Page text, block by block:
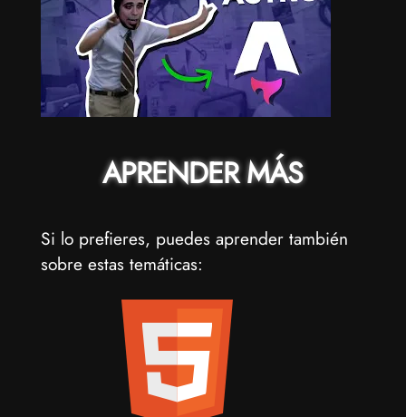
APRENDER MÁS
Si lo prefieres, puedes aprender también
sobre estas temáticas: